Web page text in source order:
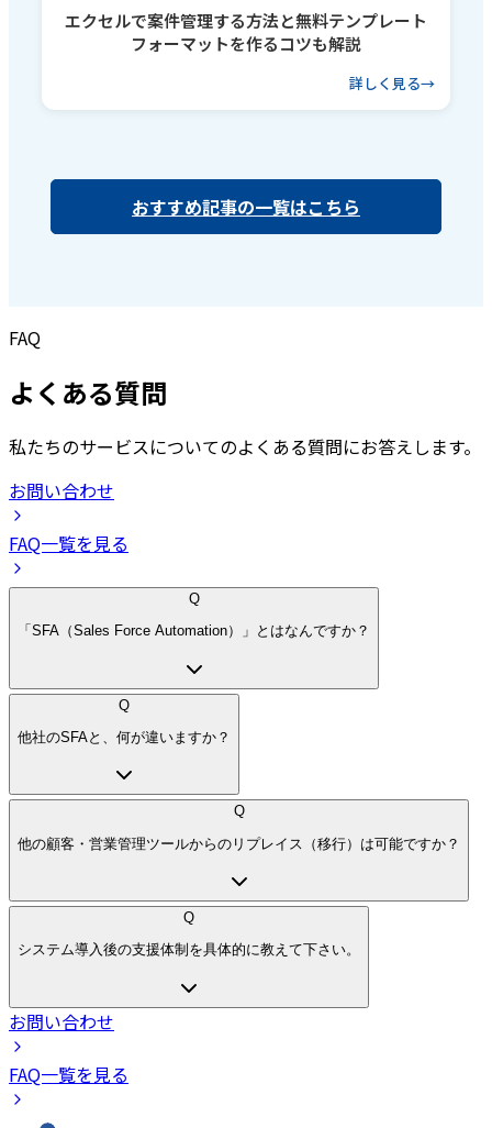
エクセルで案件管理する方法と無料テンプレート
フォーマットを作るコツも解説
詳しく見る
おすすめ記事の一覧はこちら
FAQ
よくある質問
私たちのサービスについてのよくある質問にお答えします。
お問い合わせ
FAQ一覧を見る
Q
「SFA（Sales Force Automation）」とはなんですか？
Q
他社のSFAと、何が違いますか？
Q
他の顧客・営業管理ツールからのリプレイス（移行）は可能ですか？
Q
システム導入後の支援体制を具体的に教えて下さい。
お問い合わせ
FAQ一覧を見る